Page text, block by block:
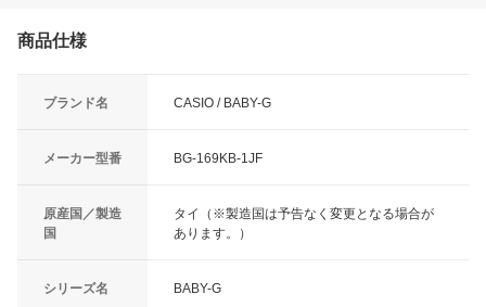
商品仕様
ブランド名 CASIO / BABY-G
メーカー型番 BG-169KB-1JF
原産国／製造
国
タイ（※製造国は予告なく変更となる場合が
あります。）
シリーズ名 BABY-G